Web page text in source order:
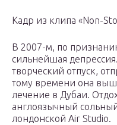
Кадр из клипа «Non-
В 2007-м, по
сильнейшая
творческий отпуск,
тому времени она
лечение в Дубаи.
англоязычный
лондонской Air Studio.